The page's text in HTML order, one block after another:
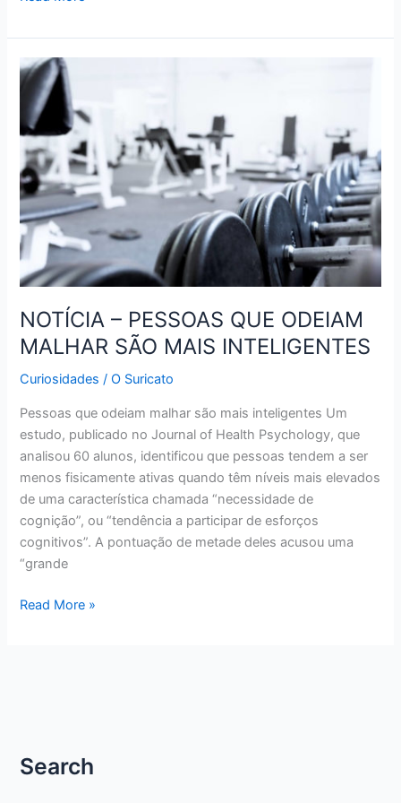
PESSOAS
INTELIGENTES
TEM
MENOS
AMIGOS
NOTÍCIA – PESSOAS QUE ODEIAM
MALHAR SÃO MAIS INTELIGENTES
Curiosidades /O Suricato
Pessoas que odeiam malhar são mais inteligentes Um
estudo, publicado no Journal of Health Psychology, que
analisou 60 alunos, identificou que pessoas tendem a ser
menos fisicamente ativas quando têm níveis mais elevados
de uma característica chamada “necessidade de
cognição”, ou “tendência a participar de esforços
cognitivos”. A pontuação de metade deles acusou uma
“grande
NOTÍCIA
MAIS
INTELIGENTES
Read More »
Search